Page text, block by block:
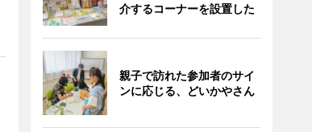
介するコーナーを設置した
親子で訪れた参加者のサイ
ンに応じる、どいかやさん